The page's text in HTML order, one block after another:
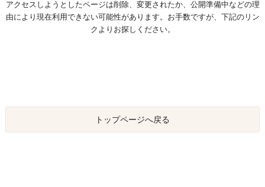
アクセスしようとしたページは削除、変更されたか、公開準備中などの理
由により現在利用できない可能性があります。お手数ですが、下記のリン
クよりお探しください。
トップページへ戻る